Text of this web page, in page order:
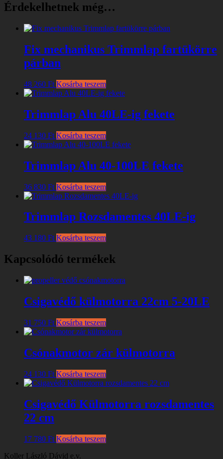
Érdekelhetnek még…
Fix mechanikus Trimmlap fartükörre
párban
48 260 Ft Kosárba teszem
Trimmlap Alu 40LE-ig fekete
24 130 Ft Kosárba teszem
Trimmlap Alu 40-100LE fekete
36 830 Ft Kosárba teszem
Trimmlap Rozsdamentes 40LE-ig
43 180 Ft Kosárba teszem
Kapcsolódó termékek
Csigavédő külmotorra 22cm 5-20LE
31 750 Ft Kosárba teszem
Csónakmotor zár külmotorra
24 130 Ft Kosárba teszem
Csigavédő Külmotorra rozsdamentes
22 cm
17 780 Ft Kosárba teszem
Koller László Dávid e.v.